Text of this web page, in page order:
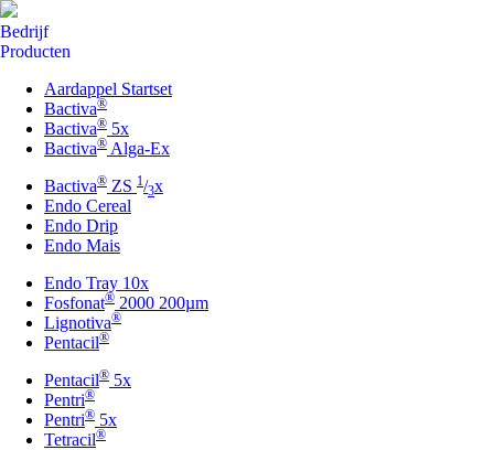
Bedrijf
Producten
Aardappel Startset
Bactiva®
Bactiva® 5x
Bactiva® Alga-Ex
Bactiva® ZS 1/3x
Endo Cereal
Endo Drip
Endo Mais
Endo Tray 10x
Fosfonat® 2000 200µm
Lignotiva®
Pentacil®
Pentacil® 5x
Pentri®
Pentri® 5x
Tetracil®